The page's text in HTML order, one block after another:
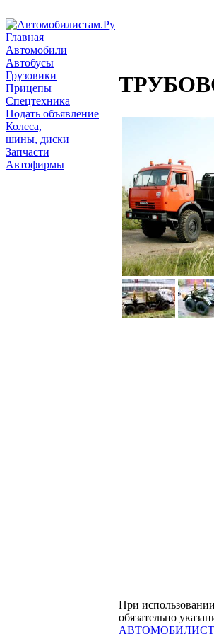
Главная
Автомобили
Автобусы
Грузовики
Прицепы
Спецтехника
Подать объявление
Колеса,
шины, диски
Запчасти
Автофирмы
При
обязательно